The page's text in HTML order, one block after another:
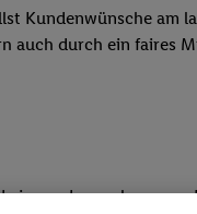
Kundenwünsche
auch durch ein faires
rundum